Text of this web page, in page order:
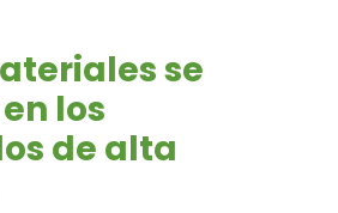
se
los
de alta